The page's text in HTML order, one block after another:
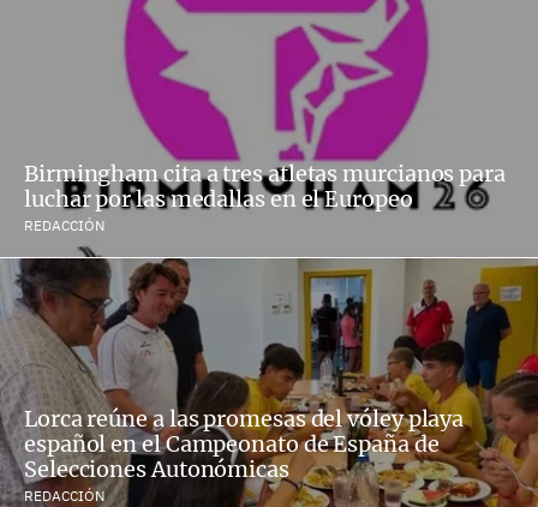
Birmingham cita a tres atletas murcianos para
luchar por las medallas en el Europeo
REDACCIÓN
Lorca reúne a las promesas del vóley playa
español en el Campeonato de España de
Selecciones Autonómicas
REDACCIÓN